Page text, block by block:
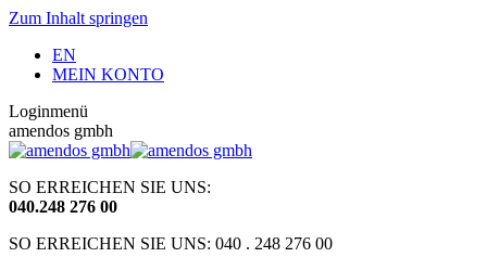
Zum Inhalt springen
EN
MEIN KONTO
Loginmenü
amendos gmbh
SO ERREICHEN SIE UNS:
040.248 276 00
SO ERREICHEN SIE UNS: 040 . 248 276 00